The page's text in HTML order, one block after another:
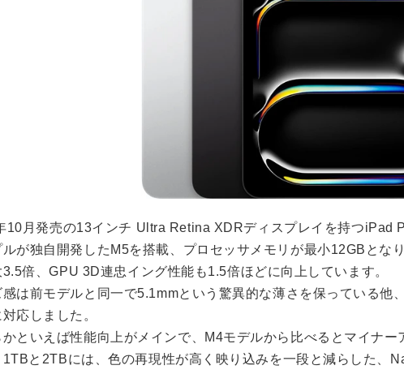
10月発売の13インチ Ultra Retina XDRディスプレイを持つiPad
ルが独自開発したM5を搭載、プロセッサメモリが最小12GBとな
倍、GPU 3D連忠イング性能も1.5倍ほどに向上しています。
感は前モデルと同一で5.1mmという驚異的な薄さを保っている
応しました。
といえば性能向上がメインで、M4モデルから比べるとマイナー
1TBと2TBには、色の再現性が高く映り込みを一段と減らした、